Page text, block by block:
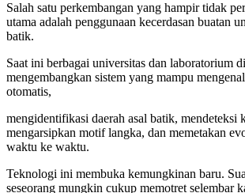
Salah satu perkembangan yang hampir tidak
utama adalah penggunaan kecerdasan buatan
batik.
Saat ini berbagai universitas dan laboratorium
mengembangkan sistem yang mampu
otomatis,
mengidentifikasi daerah asal batik, mendeteksi
mengarsipkan motif langka, dan memetakan
waktu ke waktu.
Teknologi ini membuka kemungkinan baru.
seseorang mungkin cukup memotret selembar